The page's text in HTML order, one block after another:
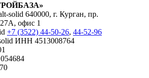
640000, г. Курган, пр.
офис 1
+7 (3522) 44-50-26, 44-52-96
ИНН 4513008764